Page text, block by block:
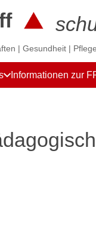
| Gesundheit |
Informationen zur